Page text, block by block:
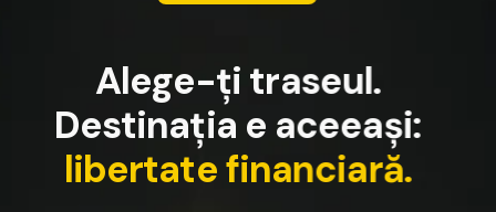
Alege-ți traseul.
Destinația e aceeași:
libertate financiară.